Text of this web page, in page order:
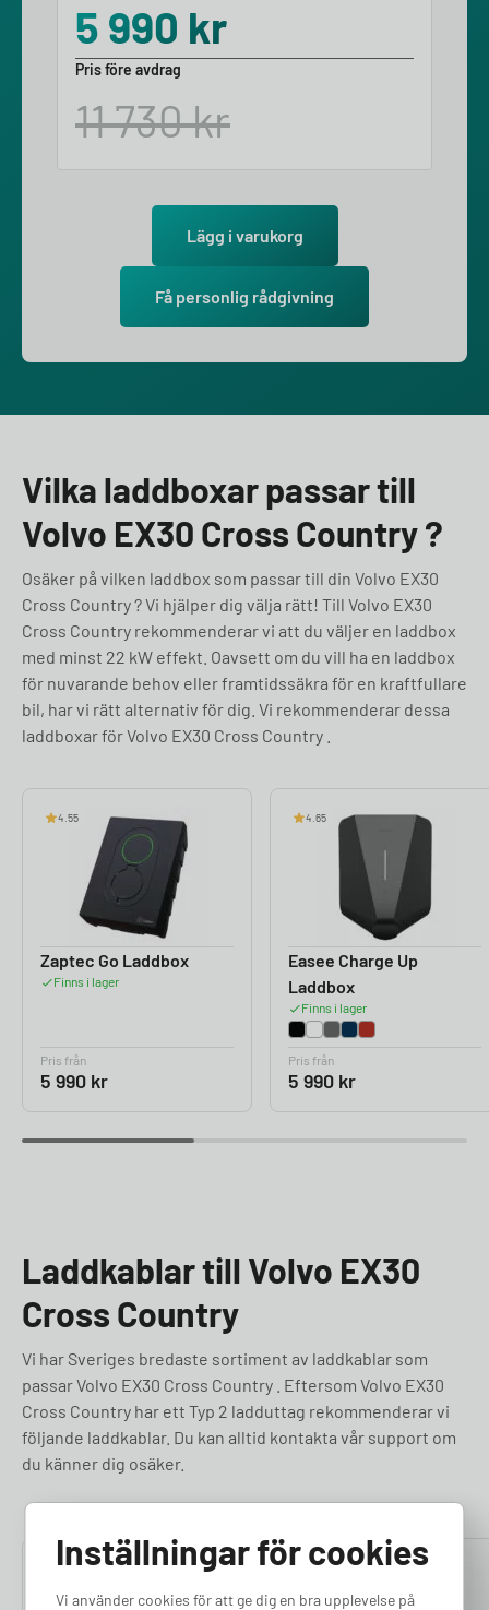
5 990 kr
Pris före avdrag
11 730kr
Lägg i varukorg
Få personlig rådgivning
Vilka laddboxar passar till
Volvo EX30 Cross Country ?
Osäker på vilken laddbox som passar till din Volvo EX30
Cross Country ? Vi hjälper dig välja rätt! Till Volvo EX30
Cross Country rekommenderar vi att du väljer en laddbox
med minst 22 kW effekt. Oavsett om du vill ha en laddbox
för nuvarande behov eller framtidssäkra för en kraftfullare
bil, har vi rätt alternativ för dig. Vi rekommenderar dessa
laddboxar för Volvo EX30 Cross Country .
4.55
Zaptec Go Laddbox
Finns i lager
Pris från
5 990 kr
4.65
Easee Charge Up
Laddbox
Finns i lager
Pris från
5 990 kr
Laddkablar till Volvo EX30
Cross Country
Vi har Sveriges bredaste sortiment av laddkablar som
passar Volvo EX30 Cross Country . Eftersom Volvo EX30
Cross Country har ett Typ 2 ladduttag rekommenderar vi
följande laddkablar. Du kan alltid kontakta vår support om
du känner dig osäker.
4.76 4.50
Inställningar för cookies
Vi använder cookies för att ge dig en bra upplevelse på